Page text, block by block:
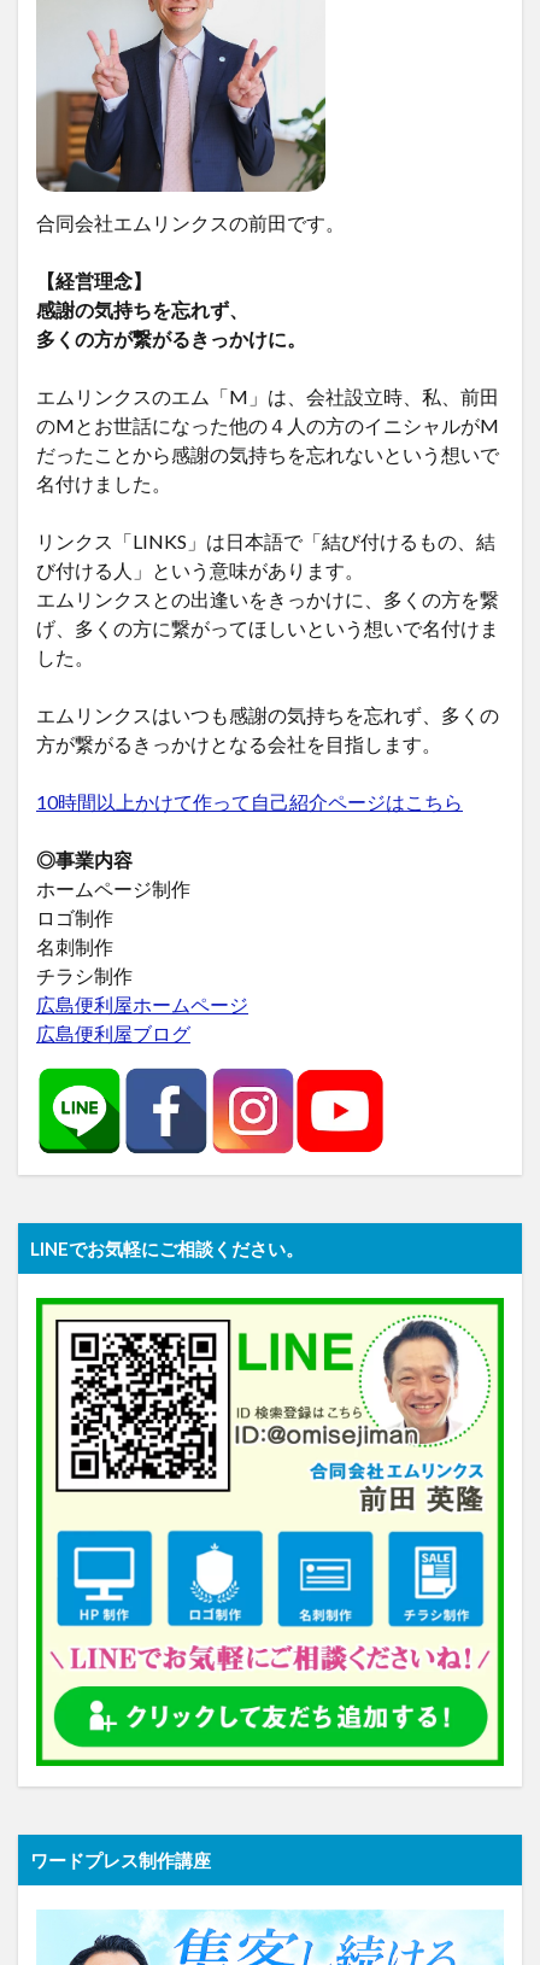
合同会社エムリンクスの前田です。
【経営理念】
感謝の気持ちを忘れず、
多くの方が繋がるきっかけに。
エムリンクスのエム「M」は、会社設立時、私、前田
のMとお世話になった他の４人の方のイニシャルがM
だったことから感謝の気持ちを忘れないという想いで
名付けました。
リンクス「LINKS」は日本語で「結び付けるもの、結
び付ける人」という意味があります。
エムリンクスとの出逢いをきっかけに、多くの方を繋
げ、多くの方に繋がってほしいという想いで名付けま
した。
エムリンクスはいつも感謝の気持ちを忘れず、多くの
方が繋がるきっかけとなる会社を目指します。
10時間以上かけて作って自己紹介ページはこちら
◎事業内容
ホームページ制作
ロゴ制作
名刺制作
チラシ制作
広島便利屋ホームページ
広島便利屋ブログ
LINEでお気軽にご相談ください。
ワードプレス制作講座